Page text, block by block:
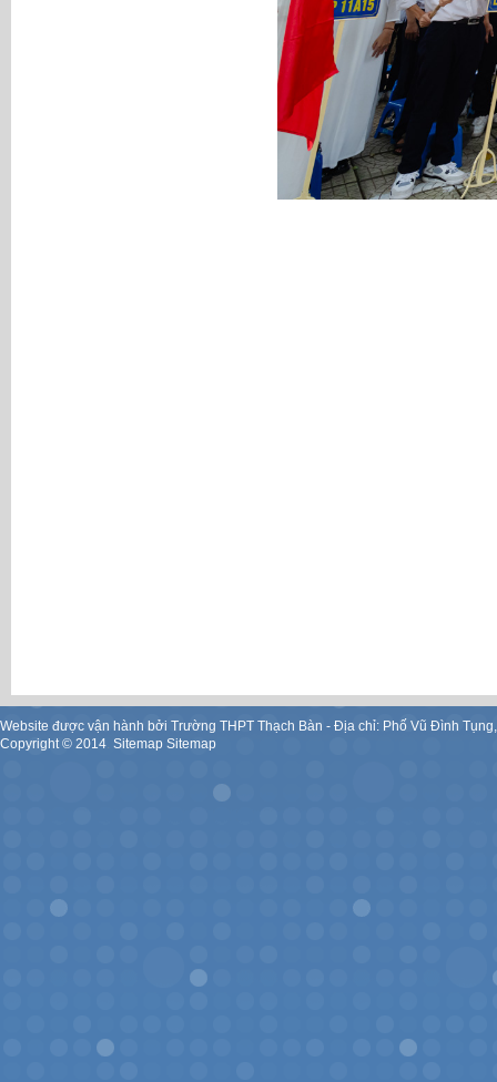
Website được vận hành bởi Trường THPT Thạch Bàn - Địa chỉ: Phố Vũ Đình
Copyright © 2014. Sitemap Sitemap